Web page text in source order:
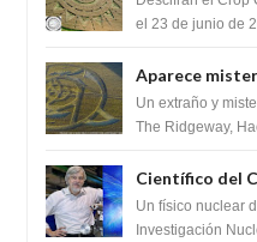
el 23 de junio de
Aparece
Unido 23 de
Un extraño y
The Ridgeway,
Científico del
ayudado por
prueba del
Un físico nuclear
Investigación